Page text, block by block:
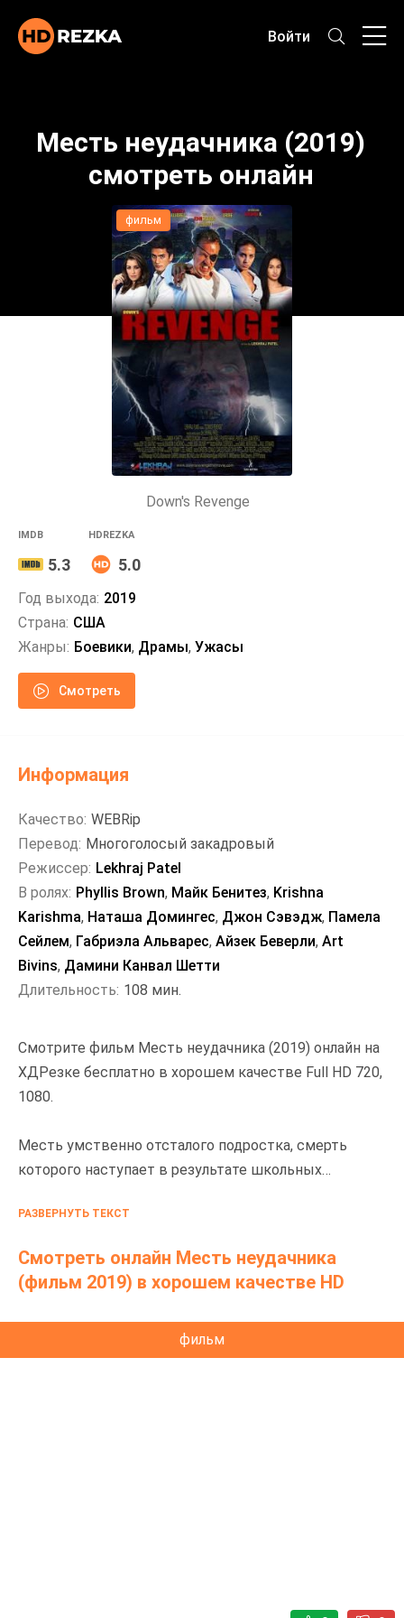
Войти
Месть неудачника (2019)
смотреть онлайн
фильм
Down's Revenge
IMDB
5.3
HDREZKA
5.0
Год выхода: 2019
Страна: США
Жанры: Боевики, Драмы, Ужасы
Смотреть
Смотрите фильм Месть неудачника (2019) онлайн на
ХДРезке бесплатно в хорошем качестве Full HD 720,
1080.
Месть умственно отсталого подростка, смерть
которого наступает в результате школьных
РАЗВЕРНУТЬ ТЕКСТ
Смотреть онлайн Месть неудачника
(фильм 2019) в хорошем качестве HD
фильм
Информация
Качество: WEBRip
Перевод: Многоголосый закадровый
Режиссер: Lekhraj Patel
В ролях: Phyllis Brown, Майк Бенитез, Krishna
Karishma, Наташа Домингес, Джон Сэвэдж, Памела
Сейлем, Габриэла Альварес, Айзек Беверли, Art
Bivins, Дамини Канвал Шетти
Длительность: 108 мин.